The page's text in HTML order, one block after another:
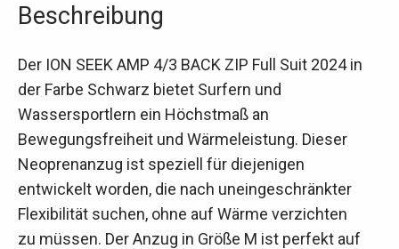
Beschreibung
Der ION SEEK AMP 4/3 BACK ZIP Full Suit 2024 in
der Farbe Schwarz bietet Surfern und
Wassersportlern ein Höchstmaß an
Bewegungsfreiheit und Wärmeleistung. Dieser
Neoprenanzug ist speziell für diejenigen
entwickelt worden, die nach uneingeschränkter
Flexibilität suchen, ohne auf Wärme verzichten
zu müssen. Der Anzug in Größe M ist perfekt auf